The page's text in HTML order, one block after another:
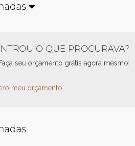
O QUE PROCURAVA?
Faça seu orçamento grátis agora mesmo!
meu orçamento